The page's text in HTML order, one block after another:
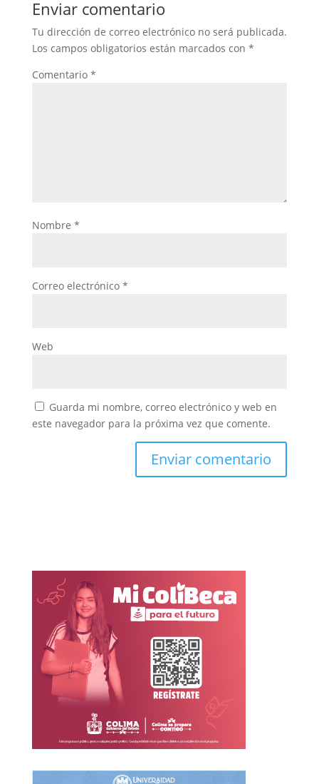
Enviar comentario
Tu dirección de correo electrónico no será publicada.
Los campos obligatorios están marcados con *
Comentario *
Nombre *
Correo electrónico *
Web
Guarda mi nombre, correo electrónico y web en
este navegador para la próxima vez que comente.